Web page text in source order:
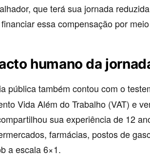
que terá sua jornada
essa compensação por
humano da
pública também contou com o
Vida Além do Trabalho (VAT) e
sua experiência de 12
farmácias, postos de
a escala 6×1.